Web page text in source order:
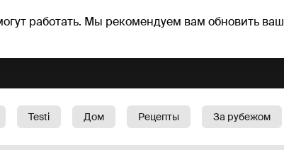
работать. Мы рекомендуем вам обновить ваш
Testi Дом Рецепты За рубежом